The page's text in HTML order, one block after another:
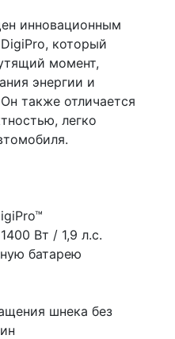
инновационным
который
момент,
энергии и
также отличается
легко
Вт / 1,9 л.с.
батарею
шнека без